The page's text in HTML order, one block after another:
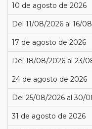
10 de agosto de 2026
Del 11/08/2026 al 16/
17 de agosto de 2026
Del 18/08/2026 al 23/
24 de agosto de 2026
Del 25/08/2026 al 30/
31 de agosto de 2026